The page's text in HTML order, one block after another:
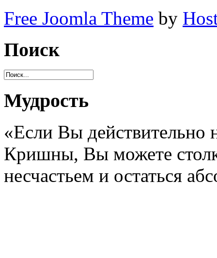
Free Joomla Theme by
Поиск
Мудрость
«Если Вы действительно
Кришны, Вы можете
несчастьем и остаться